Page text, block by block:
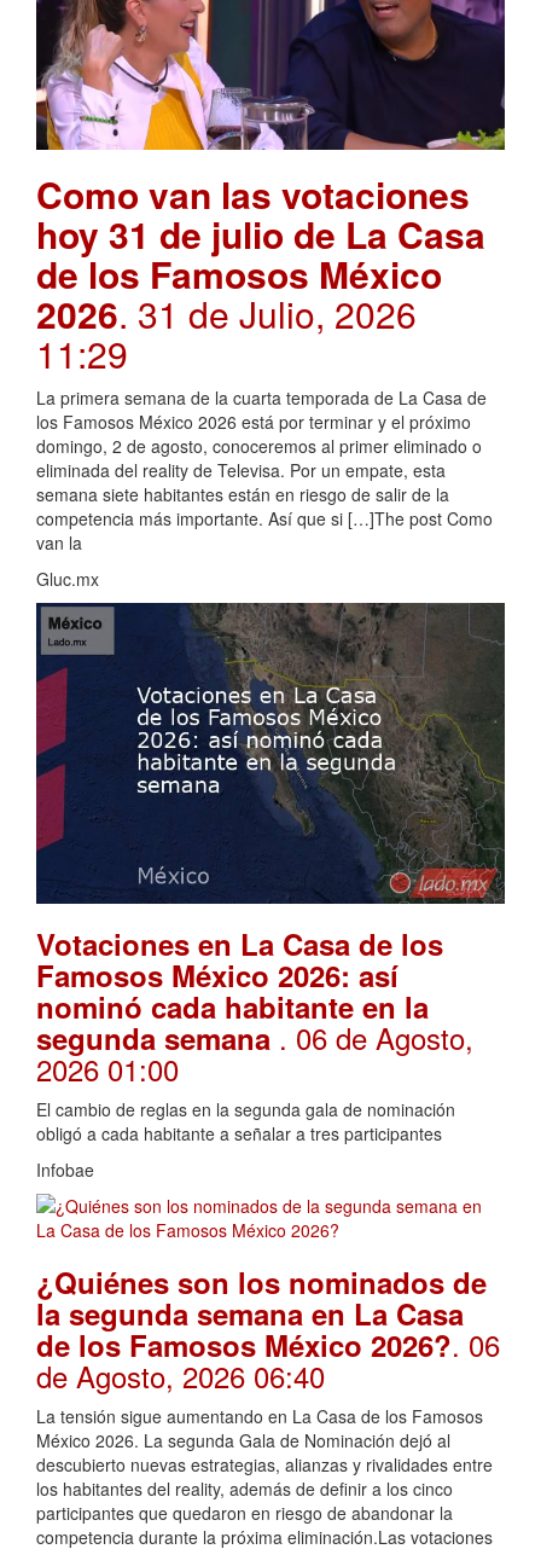
Como van las votaciones
hoy 31 de julio de La Casa
de los Famosos México
2026. 31 de Julio, 2026
11:29
La primera semana de la cuarta temporada de La Casa de
los Famosos México 2026 está por terminar y el próximo
domingo, 2 de agosto, conoceremos al primer eliminado o
eliminada del reality de Televisa. Por un empate, esta
semana siete habitantes están en riesgo de salir de la
competencia más importante. Así que si […]The post Como
van la
Gluc.mx
Votaciones en La Casa de los
Famosos México 2026: así
nominó cada habitante en la
segunda semana . 06 de Agosto,
2026 01:00
El cambio de reglas en la segunda gala de nominación
obligó a cada habitante a señalar a tres participantes
Infobae
¿Quiénes son los nominados de
la segunda semana en La Casa
de los Famosos México 2026?. 06
de Agosto, 2026 06:40
La tensión sigue aumentando en La Casa de los Famosos
México 2026. La segunda Gala de Nominación dejó al
descubierto nuevas estrategias, alianzas y rivalidades entre
los habitantes del reality, además de definir a los cinco
participantes que quedaron en riesgo de abandonar la
competencia durante la próxima eliminación.Las votaciones